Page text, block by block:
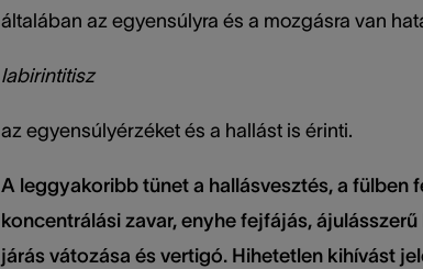
általában az egyensúlyra és a mozgásra van
labirintitisz
az egyensúlyérzéket és a hallást is érinti.
A leggyakoribb tünet a hallásvesztés, a fülben
koncentrálási zavar, enyhe fejfájás,
járás vátozása és vertigó. Hihetetlen kihívást